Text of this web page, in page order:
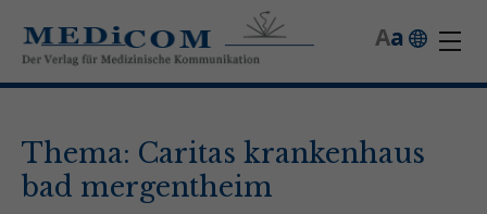
a
A
Thema: Caritas krankenhaus
bad mergentheim